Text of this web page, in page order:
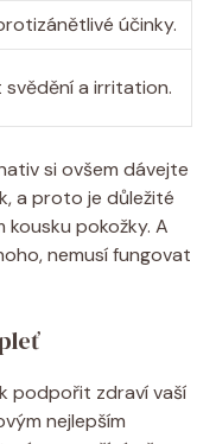
účinky.
svědění a irritation.
si ovšem dávejte
a proto je důležité
pokožky. ⁣A
nemusí fungovat⁣
podpořit zdraví vaší
nejlepším